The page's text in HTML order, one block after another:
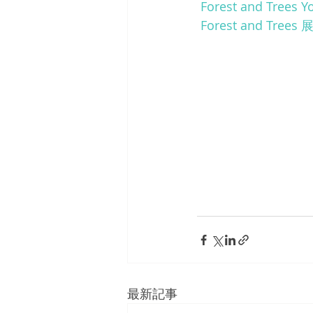
Forest and Trees
Forest and Trees
最新記事